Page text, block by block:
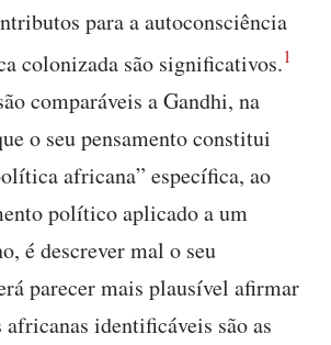
para a autoconsciência
colonizada são significativos.1
comparáveis a Gandhi, na
o seu pensamento constitui
africana” específica, ao
político aplicado a um
é descrever mal o seu
parecer mais plausível afirmar
africanas identificáveis são as